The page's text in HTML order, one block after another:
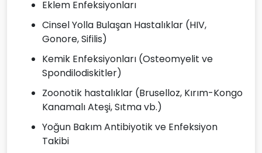
Eklem Enfeksiyonları
Cinsel Yolla Bulaşan Hastalıklar (HIV,
Gonore, Sifilis)
Kemik Enfeksiyonları (Osteomyelit ve
Spondilodiskitler)
Zoonotik hastalıklar (Bruselloz, Kırım-Kongo
Kanamalı Ateşi, Sıtma vb.)
Yoğun Bakım Antibiyotik ve Enfeksiyon
Takibi